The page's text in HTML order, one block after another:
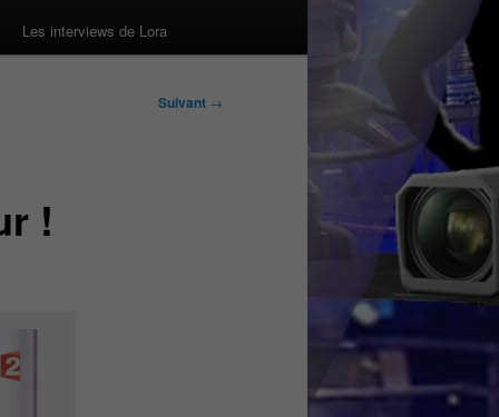
Les interviews de Lora
Suivant →
!